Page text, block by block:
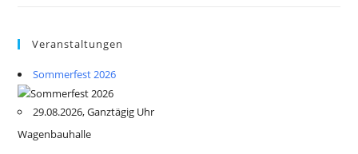
Veranstaltungen
Sommerfest 2026
29.08.2026, Ganztägig Uhr
Wagenbauhalle